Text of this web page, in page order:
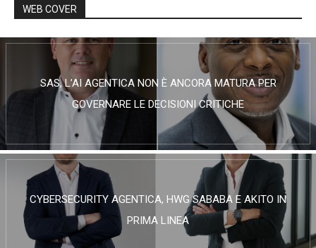
WEB COVER
SAS, L’AI AGENTICA NON È ANCORA MATURA PER
GOVERNARE LE DECISIONI CRITICHE
CYBERSECURITY AGENTICA, HWG SABABA E AKITO IN
PRIMA LINEA